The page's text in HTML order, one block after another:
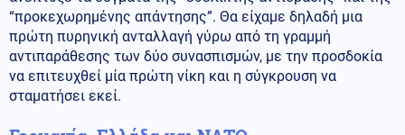
“προκεχωρημένης απάντησης”. Θα είχαμε δηλαδή μια
πρώτη πυρηνική ανταλλαγή γύρω από τη γραμμή
αντιπαράθεσης των δύο συνασπισμών, με την προσδοκία
να επιτευχθεί μία πρώτη νίκη και η σύγκρουση να
σταματήσει εκεί.